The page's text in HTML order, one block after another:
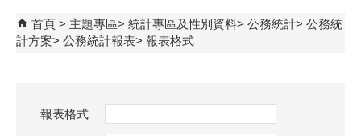
首頁 主題專區 統計專區及性別資料 公務統計
公務統
計方案
公務統計報表 報表格式
報表格式